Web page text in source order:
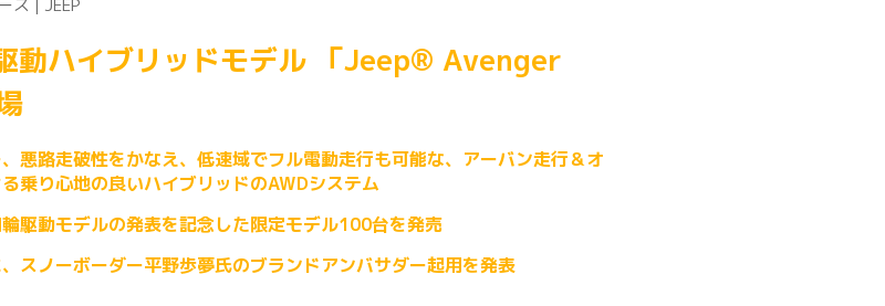
ス | JEEP
動ハイブリッドモデル 「Jeep® Avenger
悪路走破性をかなえ、低速域でフル電動走行も可能な、アーバン走行＆オ
乗り心地の良いハイブリッドのAWDシステム
駆動モデルの発表を記念した限定モデル100台を発売
スノーボーダー平野歩夢氏のブランドアンバサダー起用を発表